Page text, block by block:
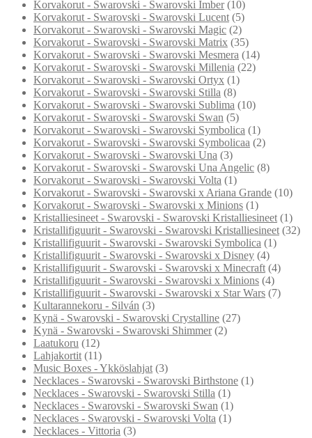
Korvakorut - Swarovski - Swarovski Imber (10)
Korvakorut - Swarovski - Swarovski Lucent (5)
Korvakorut - Swarovski - Swarovski Magic (2)
Korvakorut - Swarovski - Swarovski Matrix (35)
Korvakorut - Swarovski - Swarovski Mesmera (14)
Korvakorut - Swarovski - Swarovski Millenia (22)
Korvakorut - Swarovski - Swarovski Ortyx (1)
Korvakorut - Swarovski - Swarovski Stilla (8)
Korvakorut - Swarovski - Swarovski Sublima (10)
Korvakorut - Swarovski - Swarovski Swan (5)
Korvakorut - Swarovski - Swarovski Symbolica (1)
Korvakorut - Swarovski - Swarovski Symbolicaa (2)
Korvakorut - Swarovski - Swarovski Una (3)
Korvakorut - Swarovski - Swarovski Una Angelic (8)
Korvakorut - Swarovski - Swarovski Volta (1)
Korvakorut - Swarovski - Swarovski x Ariana Grande (10)
Korvakorut - Swarovski - Swarovski x Minions (1)
Kristalliesineet - Swarovski - Swarovski Kristalliesineet (1)
Kristallifiguurit - Swarovski - Swarovski Kristalliesineet (32)
Kristallifiguurit - Swarovski - Swarovski Symbolica (1)
Kristallifiguurit - Swarovski - Swarovski x Disney (4)
Kristallifiguurit - Swarovski - Swarovski x Minecraft (4)
Kristallifiguurit - Swarovski - Swarovski x Minions (4)
Kristallifiguurit - Swarovski - Swarovski x Star Wars (7)
Kultarannekoru - Silván (3)
Kynä - Swarovski - Swarovski Crystalline (27)
Kynä - Swarovski - Swarovski Shimmer (2)
Laatukoru (12)
Lahjakortit (11)
Music Boxes - Ykköslahjat (3)
Necklaces - Swarovski - Swarovski Birthstone (1)
Necklaces - Swarovski - Swarovski Stilla (1)
Necklaces - Swarovski - Swarovski Swan (1)
Necklaces - Swarovski - Swarovski Volta (1)
Necklaces - Vittoria (3)